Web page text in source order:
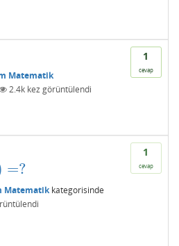
1
cevap
Matematik
2.4k kez görüntülendi
1
cevap
=?
Matematikkategorisinde